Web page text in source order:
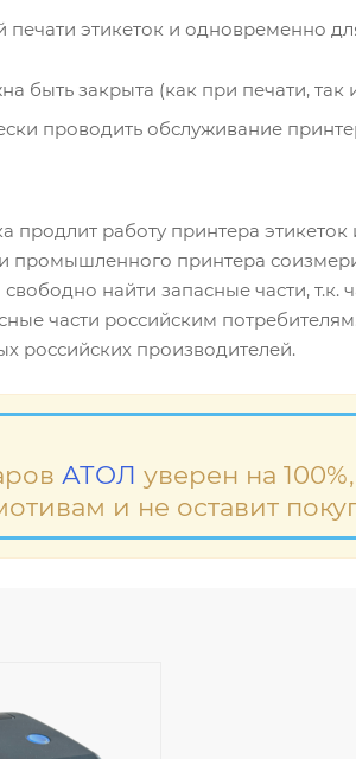
печати этикеток и одновременно
быть закрыта (как при печати, так
проводить обслуживание
продлит работу принтера
промышленного принтера
найти запасные части,
части российским
российских производителей.
АТОЛ уверен на
и не оставит